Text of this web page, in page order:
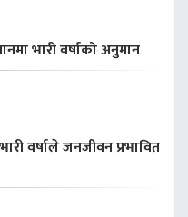
भारी वर्षाको अनुमान
वर्षाले जनजीवन प्रभावित